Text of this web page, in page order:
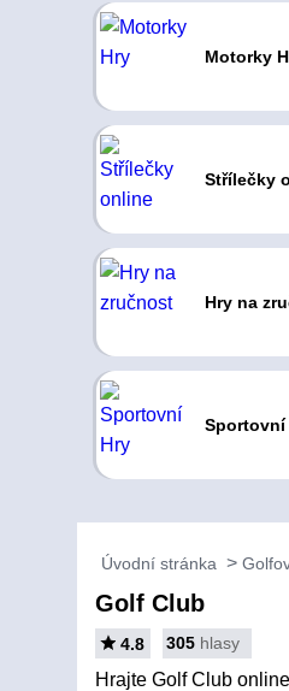
Motorky
Střílečky
Hry na
Sportovní
Úvodní stránka
Golf Club
4.8 305 hlasy
Hrajte Golf Club